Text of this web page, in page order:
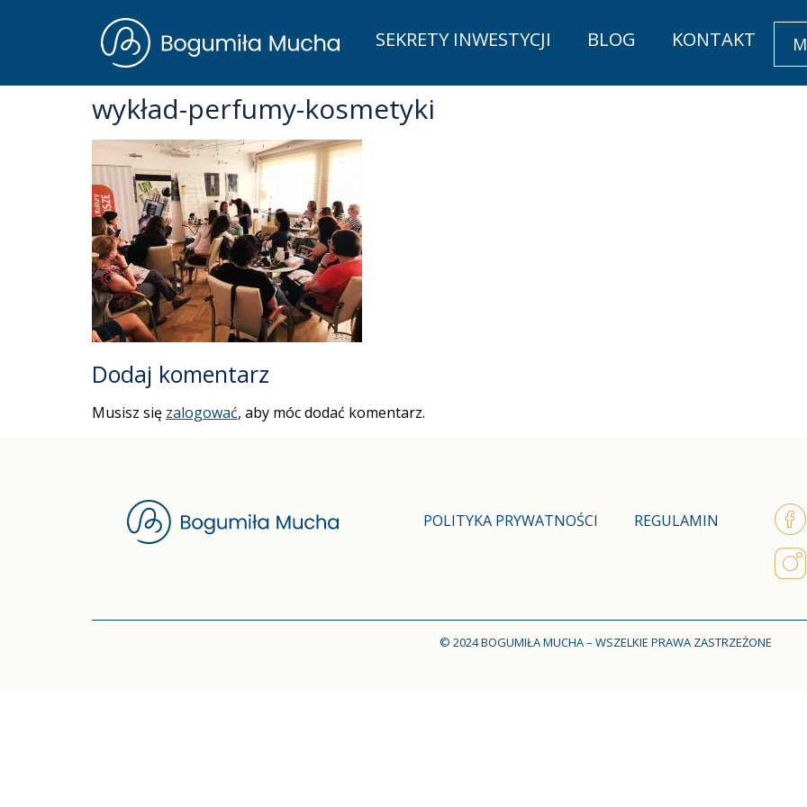
SEKRETY INWESTYCJI BLOG KONTAKT
wykład-perfumy-kosmetyki
Dodaj komentarz
Musisz się zalogować, aby móc dodać komentarz.
POLITYKA PRYWATNOŚCI REGULAMIN
© 2024 BOGUMIŁA MUCHA – WSZELKIE PRAWA ZASTRZEŻONE